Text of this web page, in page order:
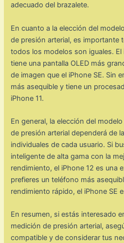
adecuado del brazalete.
En cuanto a la elección del
de presión arterial, es importante
todos los modelos son iguales. El
tiene una pantalla OLED más
de imagen que el iPhone SE. Sin
más asequible y tiene un
iPhone 11.
En general, la elección del
de presión arterial dependerá de
individuales de cada usuario. Si
inteligente de alta gama con la
rendimiento, el iPhone 12 es una
prefieres un teléfono más
rendimiento rápido, el iPhone SE
En resumen, si estás interesado
medición de presión arterial,
compatible y de considerar tus